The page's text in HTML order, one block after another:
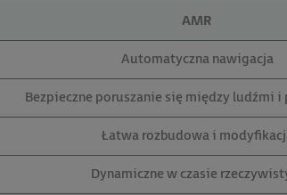
AMR
Automatyczna nawigacja
Bezpieczne poruszanie się między ludźmi i
Łatwa rozbudowa i
Dynamiczne w czasie